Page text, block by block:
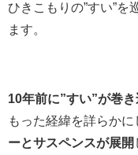
ひきこもりの”すい”を
ます。
10年前に”すい”が巻
もった経緯を詳らか
ーとサスペンスが展開